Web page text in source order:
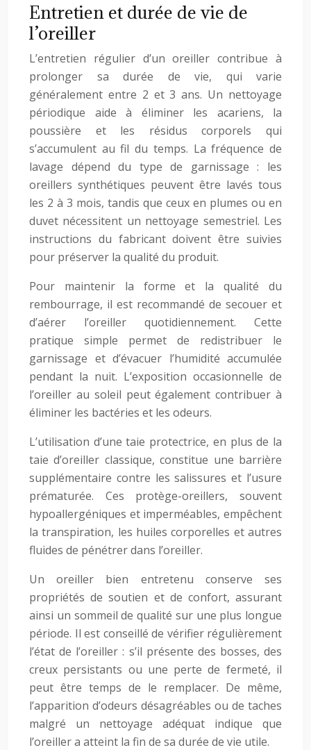
Entretien et durée de vie de
l’oreiller
L’entretien régulier d’un oreiller contribue à
prolonger sa durée de vie, qui varie
généralement entre 2 et 3 ans. Un nettoyage
périodique aide à éliminer les acariens, la
poussière et les résidus corporels qui
s’accumulent au fil du temps. La fréquence de
lavage dépend du type de garnissage : les
oreillers synthétiques peuvent être lavés tous
les 2 à 3 mois, tandis que ceux en plumes ou en
duvet nécessitent un nettoyage semestriel. Les
instructions du fabricant doivent être suivies
pour préserver la qualité du produit.
Pour maintenir la forme et la qualité du
rembourrage, il est recommandé de secouer et
d’aérer l’oreiller quotidiennement. Cette
pratique simple permet de redistribuer le
garnissage et d’évacuer l’humidité accumulée
pendant la nuit. L’exposition occasionnelle de
l’oreiller au soleil peut également contribuer à
éliminer les bactéries et les odeurs.
L’utilisation d’une taie protectrice, en plus de la
taie d’oreiller classique, constitue une barrière
supplémentaire contre les salissures et l’usure
prématurée. Ces protège-oreillers, souvent
hypoallergéniques et imperméables, empêchent
la transpiration, les huiles corporelles et autres
fluides de pénétrer dans l’oreiller.
Un oreiller bien entretenu conserve ses
propriétés de soutien et de confort, assurant
ainsi un sommeil de qualité sur une plus longue
période. Il est conseillé de vérifier régulièrement
l’état de l’oreiller : s’il présente des bosses, des
creux persistants ou une perte de fermeté, il
peut être temps de le remplacer. De même,
l’apparition d’odeurs désagréables ou de taches
malgré un nettoyage adéquat indique que
l’oreiller a atteint la fin de sa durée de vie utile.